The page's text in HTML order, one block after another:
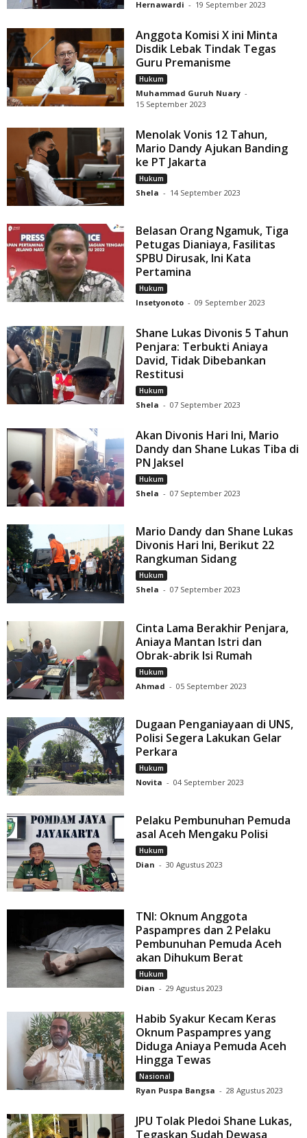
Hernawardi - 19 September 2023
Anggota Komisi X ini Minta
Disdik Lebak Tindak Tegas
Guru Premanisme
Hukum
Muhammad Guruh Nuary -
15 September 2023
Menolak Vonis 12 Tahun,
Mario Dandy Ajukan Banding
ke PT Jakarta
Hukum
Shela - 14 September 2023
Belasan Orang Ngamuk, Tiga
Petugas Dianiaya, Fasilitas
SPBU Dirusak, Ini Kata
Pertamina
Hukum
Insetyonoto - 09 September 2023
Shane Lukas Divonis 5 Tahun
Penjara: Terbukti Aniaya
David, Tidak Dibebankan
Restitusi
Hukum
Shela - 07 September 2023
Akan Divonis Hari Ini, Mario
Dandy dan Shane Lukas Tiba di
PN Jaksel
Hukum
Shela - 07 September 2023
Mario Dandy dan Shane Lukas
Divonis Hari Ini, Berikut 22
Rangkuman Sidang
Hukum
Shela - 07 September 2023
Cinta Lama Berakhir Penjara,
Aniaya Mantan Istri dan
Obrak-abrik Isi Rumah
Hukum
Ahmad - 05 September 2023
Dugaan Penganiayaan di UNS,
Polisi Segera Lakukan Gelar
Perkara
Hukum
Novita - 04 September 2023
Pelaku Pembunuhan Pemuda
asal Aceh Mengaku Polisi
Hukum
Dian - 30 Agustus 2023
TNI: Oknum Anggota
Paspampres dan 2 Pelaku
Pembunuhan Pemuda Aceh
akan Dihukum Berat
Hukum
Dian - 29 Agustus 2023
Habib Syakur Kecam Keras
Oknum Paspampres yang
Diduga Aniaya Pemuda Aceh
Hingga Tewas
Nasional
Ryan Puspa Bangsa - 28 Agustus 2023
JPU Tolak Pledoi Shane Lukas,
Tegaskan Sudah Dewasa